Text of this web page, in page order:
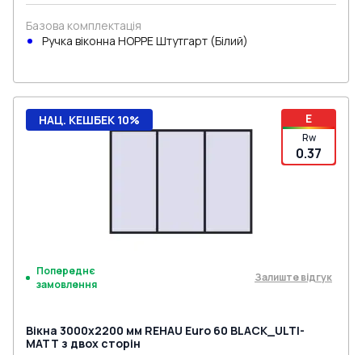
Базова комплектація
Ручка віконна HOPPE Штутгарт (Білий)
E
Rw
0.37
НАЦ. КЕШБЕК 10%
Попереднє
замовлення
Залиште відгук
Вікна 3000x2200 мм REHAU Euro 60 BLACK_ULTI-
MATT з двох сторін